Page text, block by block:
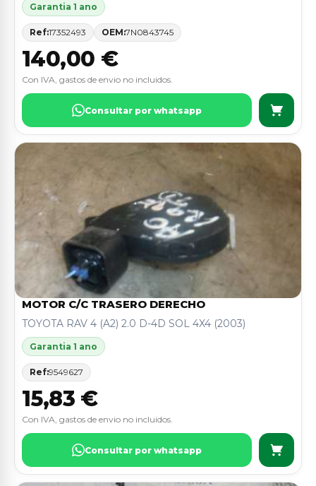
Garantia 1 ano
Ref:17352493 OEM:7N0843745
140,00 €
Con IVA, gastos de envio no incluidos.
Consultar por whatsapp
MOTOR C/C TRASERO DERECHO
TOYOTA RAV 4 (A2) 2.0 D-4D SOL 4X4 (2003)
Garantia 1 ano
Ref:9549627
15,83 €
Con IVA, gastos de envio no incluidos.
Consultar por whatsapp